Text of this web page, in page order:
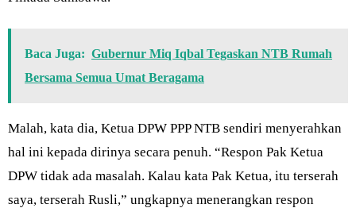
Baca Juga: Gubernur Miq Iqbal Tegaskan NTB Rumah
Bersama Semua Umat Beragama
Malah, kata dia, Ketua DPW PPP NTB sendiri menyerahkan
hal ini kepada dirinya secara penuh. “Respon Pak Ketua
DPW tidak ada masalah. Kalau kata Pak Ketua, itu terserah
saya, terserah Rusli,” ungkapnya menerangkan respon